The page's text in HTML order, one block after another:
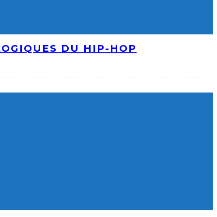
DU HIP-HOP